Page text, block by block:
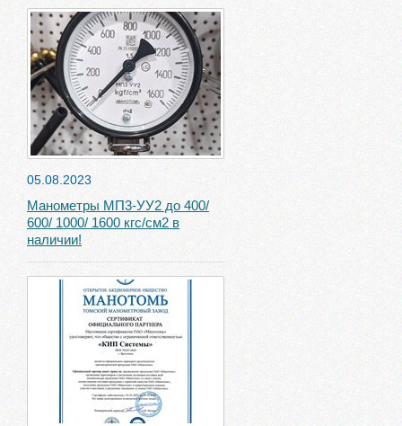
05.08.2023
Манометры МП3-УУ2 до 400/
600/ 1000/ 1600 кгс/см2 в
наличии!